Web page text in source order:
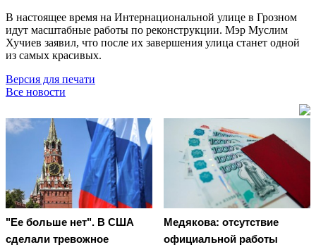
В настоящее время на Интернациональной улице в Грозном
идут масштабные работы по реконструкции. Мэр Муслим
Хучиев заявил, что после их завершения улица станет одной
из самых красивых.
Версия для печати
Все новости
"Ее больше нет". В США
сделали тревожное
Медякова: отсутствие
официальной работы